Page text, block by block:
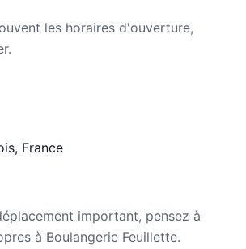
les horaires d'ouverture,
France
important, pensez à
à Boulangerie Feuillette.